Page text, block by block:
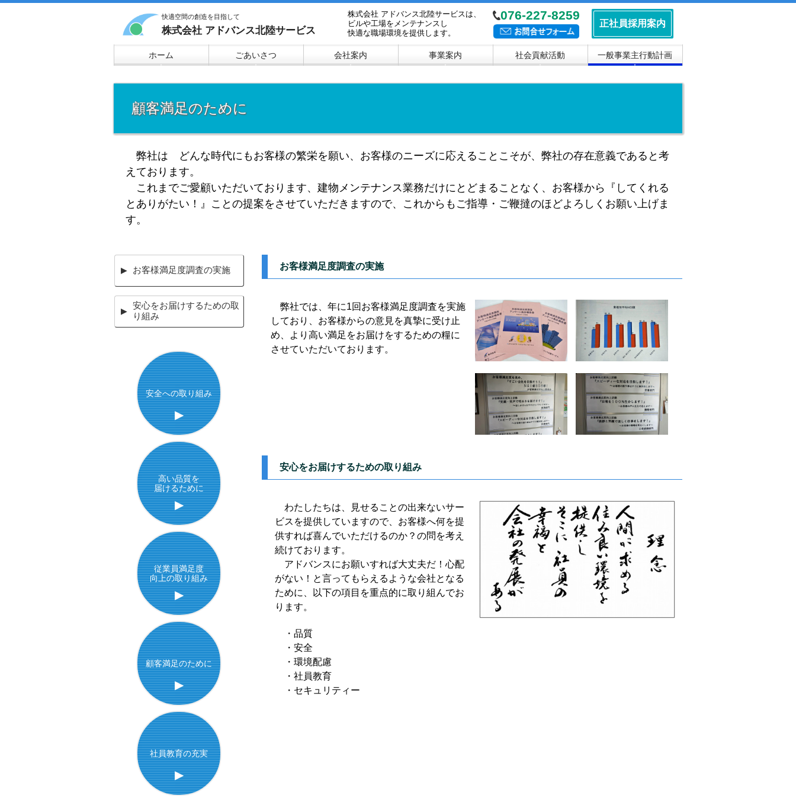
快適空間の創造を目指して
株式会社 アドバンス北陸サービス
株式会社 アドバンス北陸サービスは、
ビルや工場をメンテナンスし
快適な職場環境を提供します。
076-227-8259
正社員採用案内
ホーム
▼
ごあいさつ
▼
会社案内
▼
事業案内
▼
社会貢献活動
▼
一般事業主行動計画
▼
顧客満足のために
弊社は どんな時代にもお客様の繁栄を願い、お客様のニーズに応えることこそが、弊社の存在意義であると考
えております。
これまでご愛顧いただいております、建物メンテナンス業務だけにとどまることなく、お客様から『してくれる
とありがたい！』ことの提案をさせていただきますので、これからもご指導・ご鞭撻のほどよろしくお願い上げま
す。
▶ お客様満足度調査の実施
▶
安心をお届けするための取
り組み
安全への取り組み
▶
高い品質を
届けるために
▶
従業員満足度
向上の取り組み
▶
顧客満足のために
▶
社員教育の充実
▶
お客様満足度調査の実施
弊社では、年に1回お客様満足度調査を実施
しており、お客様からの意見を真摯に受け止
め、より高い満足をお届けをするための糧に
させていただいております。
安心をお届けするための取り組み
わたしたちは、見せることの出来ないサー
ビスを提供していますので、お客様へ何を提
供すれば喜んでいただけるのか？の問を考え
続けております。
アドバンスにお願いすれば大丈夫だ！心配
がない！と言ってもらえるような会社となる
ために、以下の項目を重点的に取り組んでお
ります。
・品質
・安全
・環境配慮
・社員教育
・セキュリティー